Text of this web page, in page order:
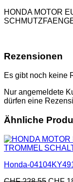
HONDA MOTOR
Rezensionen
Es gibt noch keine
Nur angemeldete
dürfen eine
Ähnliche
Honda-